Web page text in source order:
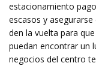
estacionamiento
escasos y
den la vuelta para
puedan encontrar un
negocios del centro